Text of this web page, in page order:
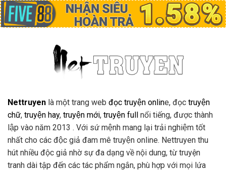
Nettruyen là một trang web đọc truyện online, đọc truyện
chữ, truyện hay, truyện mới, truyện full nổi tiếng, được thành
lập vào năm 2013 . Với sứ mệnh mang lại trải nghiệm tốt
nhất cho các độc giả đam mê truyện online. Nettruyen thu
hút nhiều độc giả nhờ sự đa dạng về nội dung, từ truyện
tranh dài tập đến các tác phẩm ngắn, phù hợp với mọi lứa